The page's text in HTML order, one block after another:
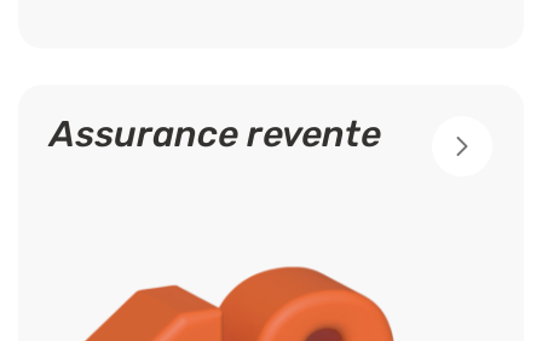
Assurance revente